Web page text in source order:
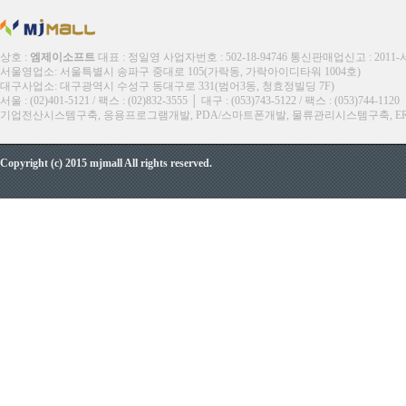
상호 : 엠제이소프트 대표 : 정일영 사업자번호 : 502-18-94746 통신판매업신고 : 2011-
서울영업소: 서울특별시 송파구 중대로 105(가락동, 가락아이디타워 1004호)
대구사업소: 대구광역시 수성구 동대구로 331(범어3동, 청효정빌딩 7F)
서울 : (02)401-5121 / 팩스 : (02)832-3555 │ 대구 : (053)743-5122 / 팩스 : (053)744-1120
기업전산시스템구축, 응용프로그램개발, PDA/스마트폰개발, 물류관리시스템구축,
Copyright (c) 2015 mjmall All rights reserved.